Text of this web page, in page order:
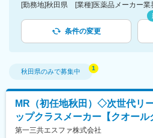
条件の変更
秋田県のみで募集中
MR（初任地秋田）◇次世代リ
ップクラスメーカー【クオール
第一三共エスファ株式会社